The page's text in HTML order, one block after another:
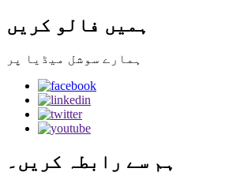
ہمیں فالو کریں
ہمارے سوشل میڈیا پر
ہم سے رابطہ کریں۔